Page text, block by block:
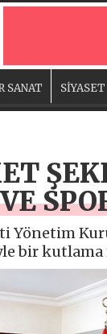
SANAT SİYASET
bir kutlama